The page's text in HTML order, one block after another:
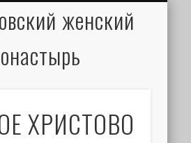
ХРИСТОВО